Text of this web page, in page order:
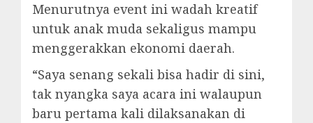
Menurutnya event ini wadah kreatif
untuk anak muda sekaligus mampu
menggerakkan ekonomi daerah.
“Saya senang sekali bisa hadir di sini,
tak nyangka saya acara ini walaupun
baru pertama kali dilaksanakan di